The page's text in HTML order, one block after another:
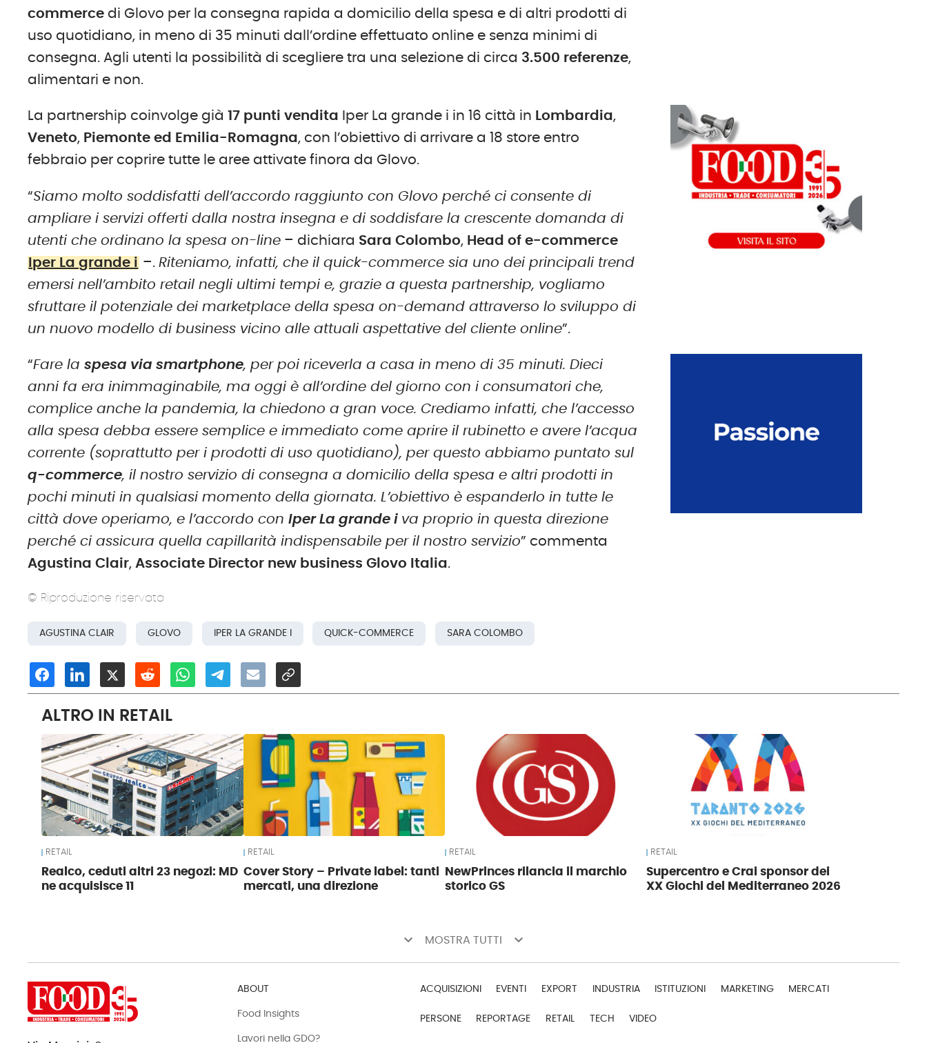
commerce di Glovo per la consegna rapida a domicilio della spesa e di altri prodotti di
uso quotidiano, in meno di 35 minuti dall’ordine effettuato online e senza minimi di
consegna. Agli utenti la possibilità di scegliere tra una selezione di circa 3.500 referenze,
alimentari e non.
La partnership coinvolge già17 punti vendita Iper La grande i in 16 città in Lombardia,
Veneto, Piemonte ed Emilia-Romagna, con l’obiettivo di arrivare a 18 store entro
febbraio per coprire tutte le aree attivate finora da Glovo.
“Siamo molto soddisfatti dell’accordo raggiunto con Glovo perché ci consente di
ampliare i servizi offerti dalla nostra insegna e di soddisfare la crescente domanda di
utenti che ordinano la spesa on-line – dichiara Sara Colombo, Head of e-commerce
Iper La grande i –. Riteniamo, infatti, che il quick-commerce sia uno dei principali trend
emersi nell’ambito retail negli ultimi tempi e, grazie a questa partnership, vogliamo
sfruttare il potenziale dei marketplace della spesa on-demand attraverso lo sviluppo di
un nuovo modello di business vicino alle attuali aspettative del cliente online”.
“Fare laspesa via smartphone, per poi riceverla a casa in meno di 35 minuti. Dieci
anni fa era inimmaginabile, ma oggi è all’ordine del giorno con i consumatori che,
complice anche la pandemia, la chiedono a gran voce. Crediamo infatti, che l’accesso
alla spesa debba essere semplice e immediato come aprire il rubinetto e avere l’acqua
corrente (soprattutto per i prodotti di uso quotidiano), per questo abbiamo puntato sul
q-commerce, il nostro servizio di consegna a domicilio della spesa e altri prodotti in
pochi minuti in qualsiasi momento della giornata. L’obiettivo è espanderlo in tutte le
città dove operiamo, e l’accordo conIper La grande i va proprio in questa direzione
perché ci assicura quella capillarità indispensabile per il nostro servizio” commenta
Agustina Clair, Associate Director new business Glovo Italia.
© Riproduzione riservata
AGUSTINA CLAIR GLOVO IPER LA GRANDE I QUICK-COMMERCE SARA COLOMBO
ALTRO IN RETAIL
RETAIL
Realco, ceduti altri 23 negozi: MD
ne acquisisce 11
RETAIL
Cover Story – Private label: tanti
mercati, una direzione
RETAIL
NewPrinces rilancia il marchio
storico GS
RETAIL
Supercentro e Crai sponsor dei
XX Giochi del Mediterraneo 2026
keyboard_arrow_down MOSTRA TUTTI keyboard_arrow_down
ABOUT
Food Insights
Lavori nella GDO?
ACQUISIZIONI EVENTI EXPORT INDUSTRIA ISTITUZIONI MARKETING MERCATI
PERSONE REPORTAGE RETAIL TECH VIDEO